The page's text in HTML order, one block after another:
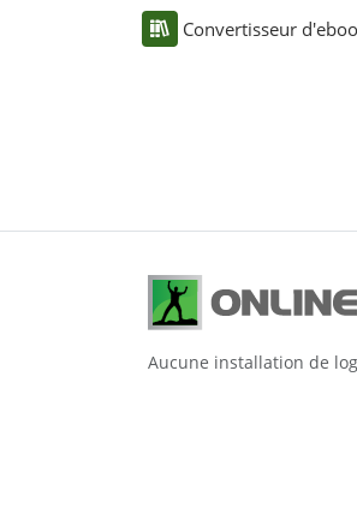
Convertisseur
Aucune installation de